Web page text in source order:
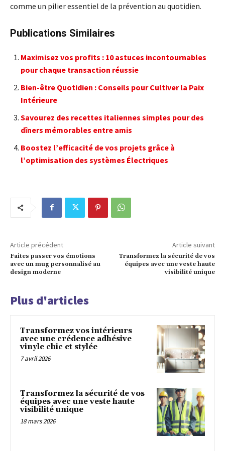
comme un pilier essentiel de la prévention au quotidien.
Publications Similaires
Maximisez vos profits : 10 astuces incontournables
pour chaque transaction réussie
Bien-être Quotidien : Conseils pour Cultiver la Paix
Intérieure
Savourez des recettes italiennes simples pour des
dîners mémorables entre amis
Boostez l’efficacité de vos projets grâce à
l’optimisation des systèmes Électriques
Article précédent
Faites passer vos émotions
avec un mug personnalisé au
design moderne
Article suivant
Transformez la sécurité de vos
équipes avec une veste haute
visibilité unique
Plus d'articles
Transformez vos intérieurs
avec une crédence adhésive
vinyle chic et stylée
7 avril 2026
Transformez la sécurité de vos
équipes avec une veste haute
visibilité unique
18 mars 2026